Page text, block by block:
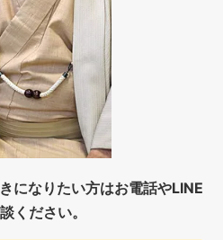
になりたい方はお電話やLINE
ください。